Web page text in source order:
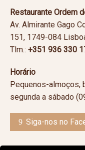
Restaurante Ordem
Av. Almirante Gago
151, 1749-084
Tlm.: +351 936 330
Horário
Pequenos-almoços,
segunda a sábado
Siga-nos no